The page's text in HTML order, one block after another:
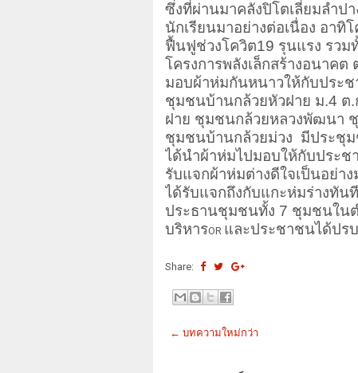
ซึ่งที่ผ่านมาคลังปิโตเลี่ยมลําป
นักเรียนมาอย่างต่อเนื่อง อาทิโ
ฟื้นฟูช่วงโควิต19 รุนแรง รวม
โครงการพลังเล็กสร้างอนาค
มอบผ้าห่มกันหนาวให้กับประ
ชุมชนบ้านกล้วยหัวฝาย ม.4 ต
ฝาย ชุมชนกล้วยหลวงพัฒนา
ชุมชนบ้านกล้วยม่วง มีประชุ
ได้นําผ้าห่มไปมอบให้กับประ
รับแจกผ้าห่มต่างดีใจเป็นอย่า
ได้รับแจกถึงกับแกะห่มร่างทัน
ประธานชุมชนทั้ง 7 ชุมชนใน
บริหารOR และประชาชนได้ปร
Share:
← บทความใหม่กว่า